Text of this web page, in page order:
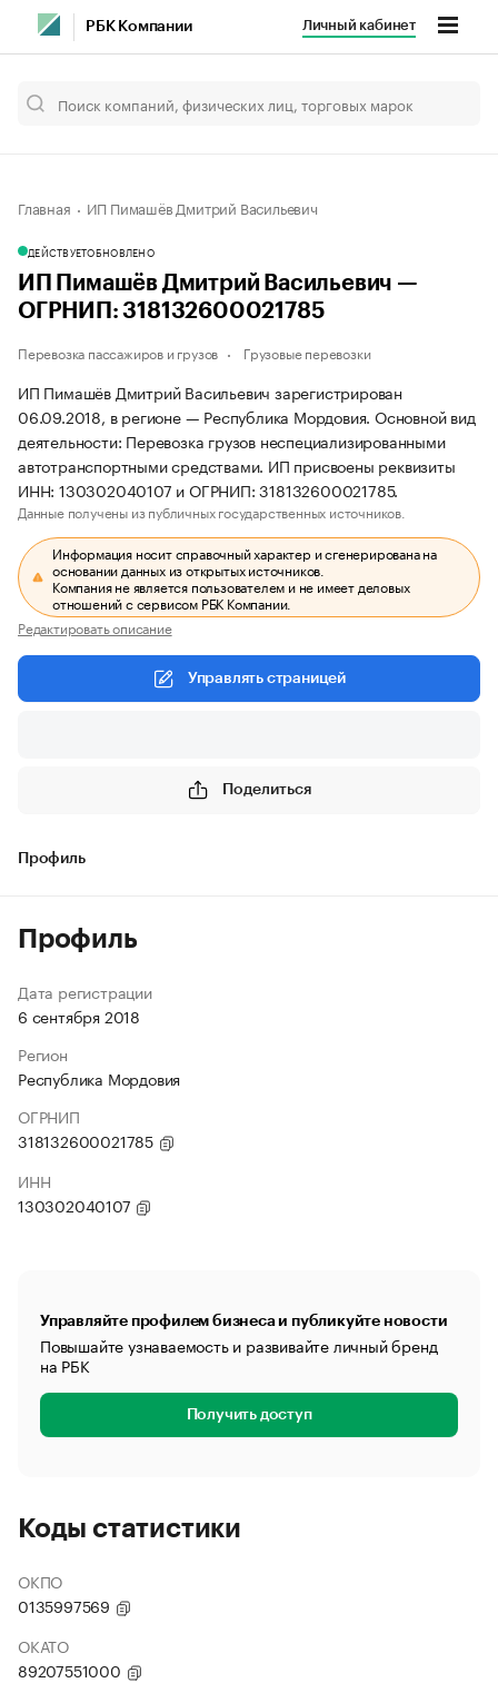
РБК Компании Личный кабинет
Главная ИП Пимашёв Дмитрий Васильевич
ДЕЙСТВУЕТОБНОВЛЕНО
ИП Пимашёв Дмитрий Васильевич —
ОГРНИП: 318132600021785
Перевозка пассажиров и грузов Грузовые перевозки
ИП Пимашёв Дмитрий Васильевич зарегистрирован
06.09.2018, в регионе — Республика Мордовия. Основной вид
деятельности: Перевозка грузов неспециализированными
автотранспортными средствами. ИП присвоены реквизиты
ИНН: 130302040107 и ОГРНИП: 318132600021785.
Данные получены из публичных государственных источников.
Информация носит справочный характер и сгенерирована на
основании данных из открытых источников.
Компания не является пользователем и не имеет деловых
отношений с сервисом РБК Компании.
Редактировать описание
Управлять страницей
Поделиться
Профиль
Профиль
Дата регистрации
6 сентября 2018
Регион
Республика Мордовия
ОГРНИП
318132600021785
ИНН
130302040107
Управляйте профилем бизнеса и публикуйте новости
Повышайте узнаваемость и развивайте личный бренд
на РБК
Получить доступ
Коды статистики
ОКПО
0135997569
ОКАТО
89207551000